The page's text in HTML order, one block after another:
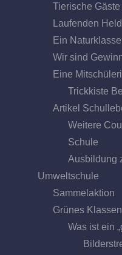
Tierische
Laufenden
Ein
Wir sind
Eine
Trickkiste
Artikel
Weitere
Schule
Ausbildung
Umweltschule
Sammelaktion
Grünes
Was ist ein